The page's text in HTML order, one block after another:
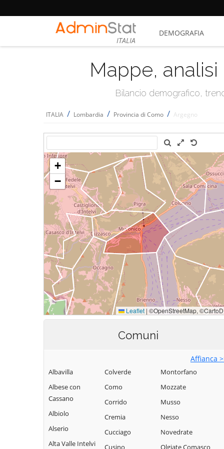
ITALIA
DEMOGRAFIA
Mappe,
Bilancio demografico,
ITALIA / Lombardia / Provincia di Como / Argegno
Comuni
Affianca
Albavilla
Albese con
Cassano
Albiolo
Alserio
Alta Valle Intelvi
Colverde
Como
Corrido
Cremia
Cucciago
Cusino
Montorfano
Mozzate
Musso
Nesso
Novedrate
Olgiate Comasco